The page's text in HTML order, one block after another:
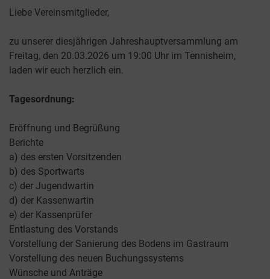
Liebe Vereinsmitglieder,
​zu unserer diesjährigen Jahreshauptversammlung am
Freitag, den 20.03.2026 um 19:00 Uhr im Tennisheim,
laden wir euch herzlich ein.
​Tagesordnung:
​Eröffnung und Begrüßung
​Berichte
​a) des ersten Vorsitzenden
​b) des Sportwarts
​c) der Jugendwartin
​d) der Kassenwartin
​e) der Kassenprüfer
​Entlastung des Vorstands
​Vorstellung der Sanierung des Bodens im Gastraum
​Vorstellung des neuen Buchungssystems
​Wünsche und Anträge